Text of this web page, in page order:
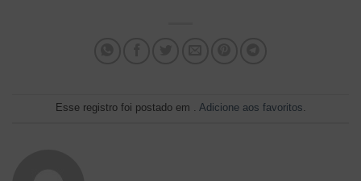
Esse registro foi postado em . Adicione aos favoritos.